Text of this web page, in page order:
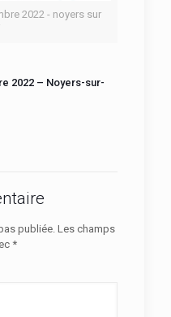
2022 - noyers sur
2022 – Noyers-sur-
publiée. Les champs
*